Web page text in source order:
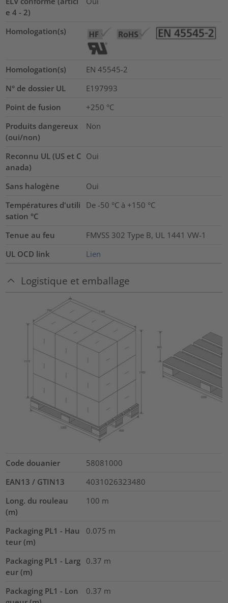
e 4 - 2)
Homologation(s)
Homologation(s)
EN 45545-2
N° de dossier UL
E197993
Point de fusion
+250 °C
Produits dangereux
(oui/non)
Non
Reconnu UL (US et C
anada)
Oui
Sans halogène
Oui
Températures d'utili
sation °C
De -50 °C à +150 °C
Tenue au feu
FMVSS 302 Type B, UL 1441 VW-1
UL OCD link
Lien
Logistique et emballage
Code douanier
58081000
EAN13 / GTIN13
4031026323480
Long. du rouleau
(m)
100 m
Packaging PL1 - Hau
teur (m)
0.075 m
Packaging PL1 - Larg
eur (m)
0.37 m
Packaging PL1 - Lon
0.37 m